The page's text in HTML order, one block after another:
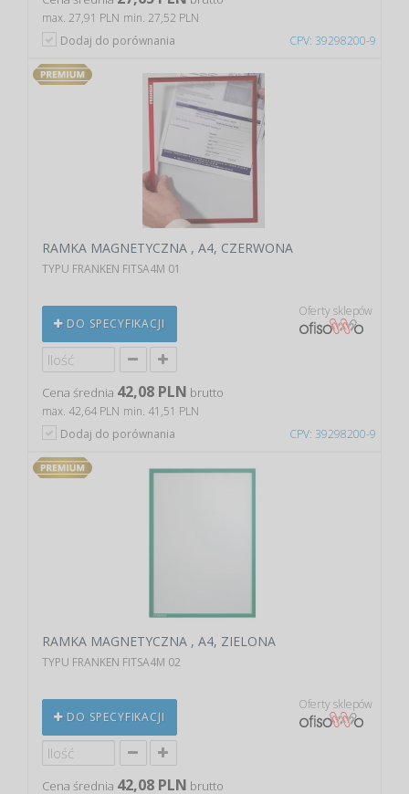
CPV: 39298200-9
max. 27,91 PLN min. 27,52 PLN
Dodaj do porównania
CPV: 39298200-9
RAMKA MAGNETYCZNA , A4, CZERWONA
TYPU FRANKEN FITSA4M 01
DO SPECYFIKACJI
Oferty sklepów
Cena średnia 42,08 PLN brutto
max. 42,64 PLN min. 41,51 PLN
Dodaj do porównania
RAMKA MAGNETYCZNA , A4, ZIELONA
TYPU FRANKEN FITSA4M 02
DO SPECYFIKACJI
Oferty sklepów
Cena średnia 42,08 PLN brutto